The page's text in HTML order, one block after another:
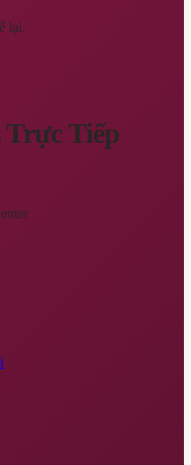
lại.
Trực Tiếp